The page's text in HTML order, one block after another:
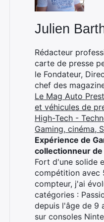
Julien
Rédacteur
carte de presse
le Fondateur,
chef des
Le Mag Auto
et véhicules de
High-Tech -
Gaming, cinéma,
Expérience de
collectionneur
Fort d'une solide
compétition avec
compteur, j'ai
catégories :
depuis l'âge de 9
sur consoles